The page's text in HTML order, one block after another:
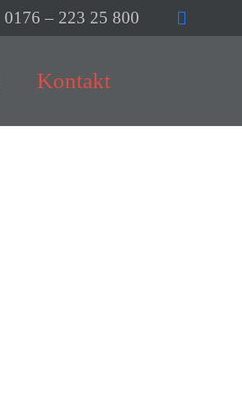
0176 – 223 25 800
Kontakt